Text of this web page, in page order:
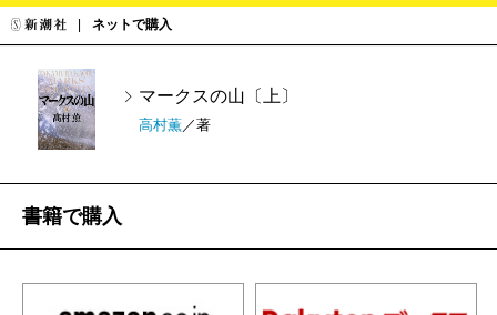
ネットで購入
マークスの山〔上〕
高村薫 ／著
書籍で購入